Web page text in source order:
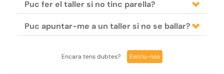
Puc fer el taller si no tinc parella?
Puc apuntar-me a un taller si no se ballar?
Encara tens dubtes? Escriu-nos